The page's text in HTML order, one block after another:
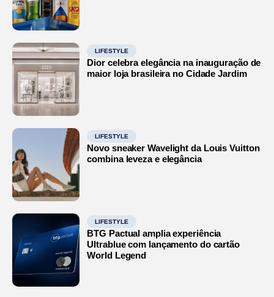
LIFESTYLE
Dior celebra elegância na inauguração de
maior loja brasileira no Cidade Jardim
LIFESTYLE
Novo sneaker Wavelight da Louis Vuitton
combina leveza e elegância
LIFESTYLE
BTG Pactual amplia experiência
Ultrablue com lançamento do cartão
World Legend